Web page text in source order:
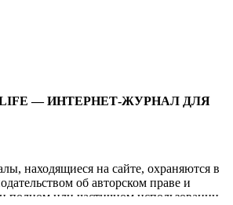
LIFE — ИНТЕРНЕТ-ЖУРНАЛ ДЛЯ
находящиеся на сайте, охраняются в
об авторском праве и
полном или частичном использовании